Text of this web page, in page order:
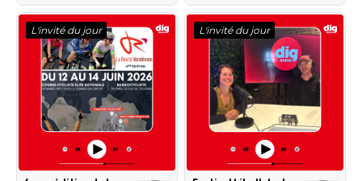
L'invité du jour L'invité du jour